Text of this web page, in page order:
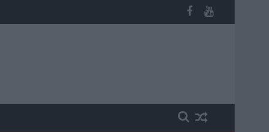
levő buszmegálló mutatja, hogy Szolnok mennyire élhető